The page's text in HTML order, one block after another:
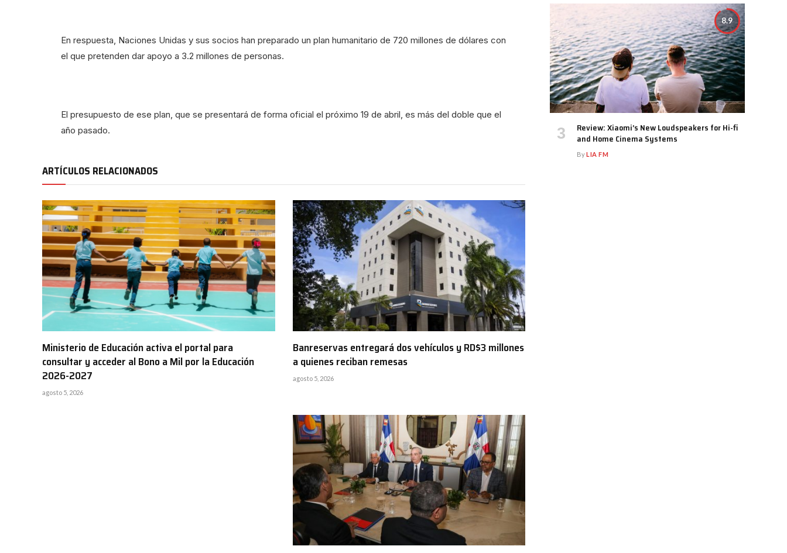
En respuesta, Naciones Unidas y sus socios han preparado un plan humanitario de 720 millones de dólares con
el que pretenden dar apoyo a 3.2 millones de personas.
El presupuesto de ese plan, que se presentará de forma oficial el próximo 19 de abril, es más del doble que el
año pasado.
ARTÍCULOS RELACIONADOS
Ministerio de Educación activa el portal para
consultar y acceder al Bono a Mil por la Educación
2026-2027
agosto 5, 2026
Banreservas entregará dos vehículos y RD$3 millones
a quienes reciban remesas
agosto 5, 2026
8.9
Review: Xiaomi’s New Loudspeakers for Hi-fi
and Home Cinema Systems
ByLIA FM